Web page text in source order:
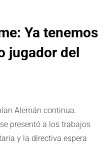
Ya tenemos
jugador del
Alemán continua.
presentó a los trabajos
y la directiva espera